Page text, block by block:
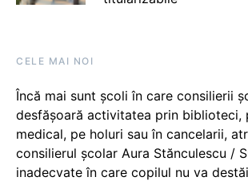
CELE MAI NOI
Încă mai sunt școli în care consilierii
desfășoară activitatea prin biblioteci,
medical, pe holuri sau în cancelarii,
consilierul școlar Aura Stănculescu /
inadecvate în care copilul nu va